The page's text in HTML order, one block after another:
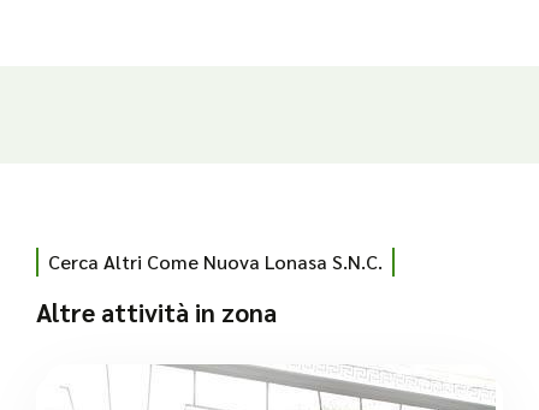
Cerca Altri Come Nuova Lonasa S.n.c.
Altre attività in zona